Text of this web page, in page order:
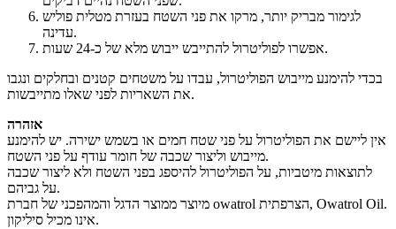
לגימור מבריק יותר, מרקו את פני השטח בעזרת מטלית פוליש
עדינה.
אפשרו לפוליטרול להתייבש ייבוש מלא של כ-24 שעות.
בכדי להימנע מייבוש הפוליטרול, עבדו על משטחים קטנים ובחלקים ונגבו
את השאריות לפני שאלו מתייבשות.
אזהרה
אין ליישם את הפוליטרול על פני שטח חמים או בשמש ישירה. יש להימנע
מייבוש וליצור שכבה של חומר עודף על פני השטח.
לתוצאות מיטביות, על הפוליטרול להיספג בפני השטח ולא ליצור שכבה
על גביהם.
מיוצר ממוצר הדגל והמהפכני של חברת owatrol הצרפתית, Owatrol Oil.
אינו מכיל סיליקון.